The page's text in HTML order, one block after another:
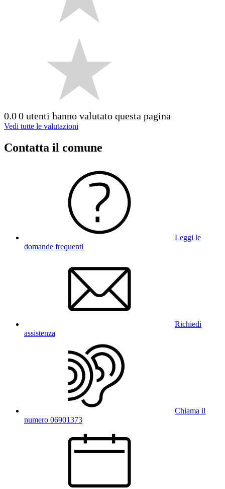
0.00 utenti hanno valutato questa pagina
Vedi tutte le valutazioni
Contatta il comune
Leggi le
domande frequenti
Richiedi
assistenza
Chiama il
numero 06901373